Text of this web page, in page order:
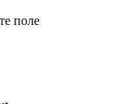
поле